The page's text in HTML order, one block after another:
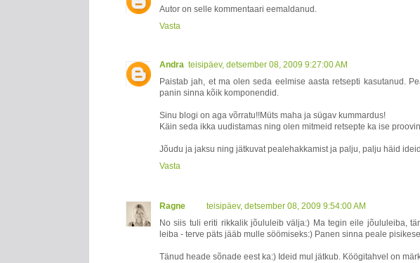
Autor on selle kommentaari eemaldanud.
Vasta
Andra teisipäev, detsember 08, 2009 9:27:00 AM
Paistab jah, et ma olen seda eelmise aasta retsepti kasutanud.
panin sinna kõik komponendid.
Sinu blogi on aga võrratu!!Müts maha ja sügav kummardus!
Käin seda ikka uudistamas ning olen mitmeid retsepte ka ise
Jõudu ja jaksu ning jätkuvat pealehakkamist ja palju, palju häid
Vasta
Ragne
teisipäev, detsember 08, 2009 9:54:00 AM
No siis tuli eriti rikkalik jõululeib välja:) Ma tegin eile jõululeiba,
leiba - terve päts jääb mulle söömiseks:) Panen sinna peale
Tänud heade sõnade eest ka:) Ideid mul jätkub. Köögitahvel on